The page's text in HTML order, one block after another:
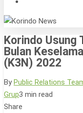
Korindo Usung
Bulan
(K3N) 2022
By Public Relations
Grup3 min read
Share